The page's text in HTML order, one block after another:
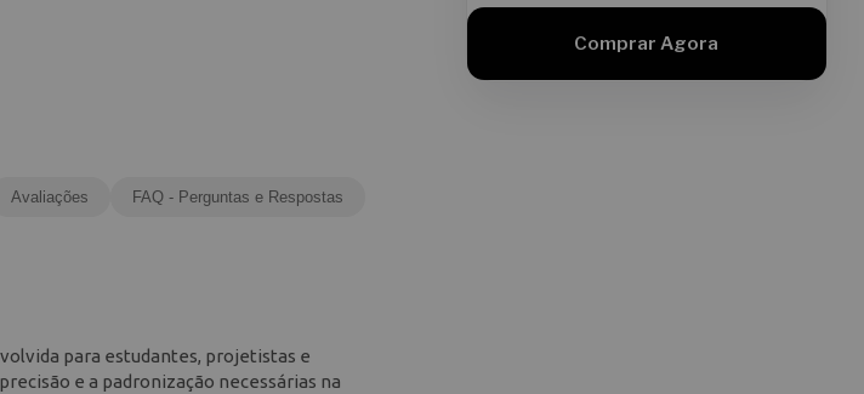
Avaliações FAQ - Perguntas e Respostas
para estudantes, projetistas e
e a padronização necessárias na